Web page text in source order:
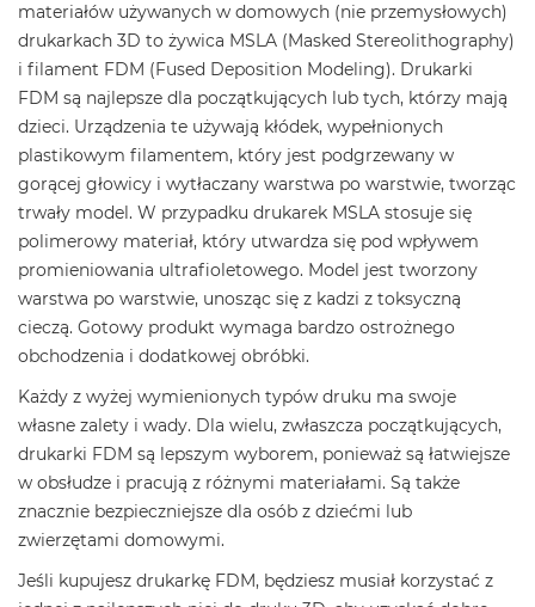
materiałów używanych w domowych (nie przemysłowych)
drukarkach 3D to żywica MSLA (Masked Stereolithography)
i filament FDM (Fused Deposition Modeling). Drukarki
FDM są najlepsze dla początkujących lub tych, którzy mają
dzieci. Urządzenia te używają kłódek, wypełnionych
plastikowym filamentem, który jest podgrzewany w
gorącej głowicy i wytłaczany warstwa po warstwie, tworząc
trwały model. W przypadku drukarek MSLA stosuje się
polimerowy materiał, który utwardza się pod wpływem
promieniowania ultrafioletowego. Model jest tworzony
warstwa po warstwie, unosząc się z kadzi z toksyczną
cieczą. Gotowy produkt wymaga bardzo ostrożnego
obchodzenia i dodatkowej obróbki.
Każdy z wyżej wymienionych typów druku ma swoje
własne zalety i wady. Dla wielu, zwłaszcza początkujących,
drukarki FDM są lepszym wyborem, ponieważ są łatwiejsze
w obsłudze i pracują z różnymi materiałami. Są także
znacznie bezpieczniejsze dla osób z dziećmi lub
zwierzętami domowymi.
Jeśli kupujesz drukarkę FDM, będziesz musiał korzystać z